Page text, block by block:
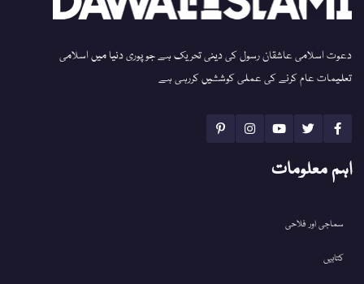
دعوت اسلامی عاشقان رسول کی دینی تحریک ہے جو پوری دنیا میں اسلامی
تعلیمات عام کرنے کی عملی کوششیں کررہی ہے
اہم معلومات
سماجی اور فلاحی
کتابیں